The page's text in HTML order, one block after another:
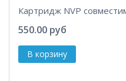
Картридж NVP
550.00 руб